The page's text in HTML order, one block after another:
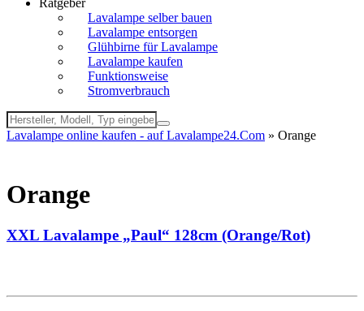
Ratgeber
Lavalampe selber bauen
Lavalampe entsorgen
Glühbirne für Lavalampe
Lavalampe kaufen
Funktionsweise
Stromverbrauch
Lavalampe online kaufen - auf Lavalampe24.Com » Orange
Orange
XXL Lavalampe „Paul“ 128cm (Orange/Rot)